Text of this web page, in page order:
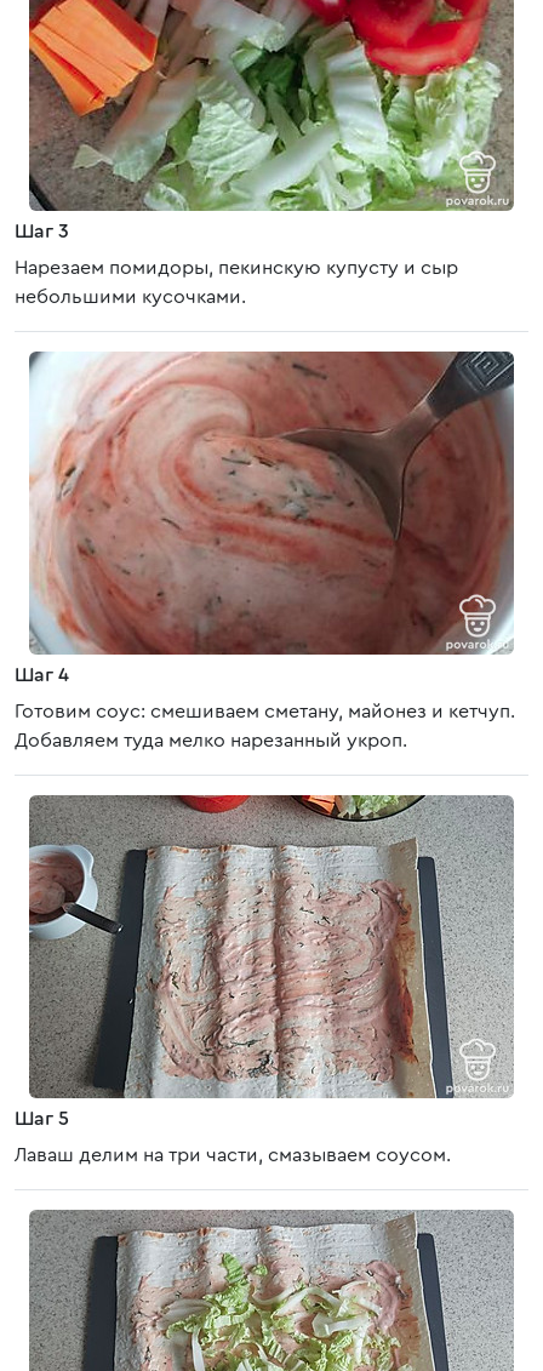
Шаг 3
Нарезаем помидоры, пекинскую купусту и сыр
небольшими кусочками.
Шаг 4
Готовим соус: смешиваем сметану, майонез и кетчуп.
Добавляем туда мелко нарезанный укроп.
Шаг 5
Лаваш делим на три части, смазываем соусом.